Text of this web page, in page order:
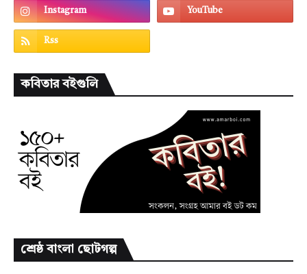
কবিতার বইগুলি
শ্রেষ্ঠ বাংলা ছোটগল্প